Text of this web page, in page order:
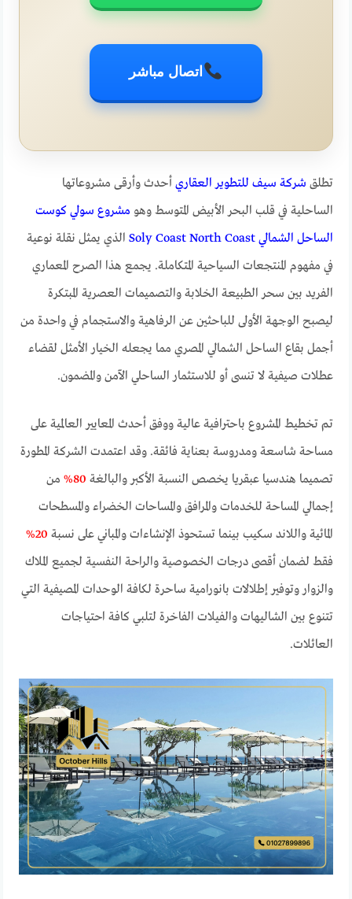
اتصال مباشر
تطلق شركة سيف للتطوير العقاري أحدث وأرقى مشروعاتها
الساحلية في قلب البحر الأبيض المتوسط وهو مشروع سولي كوست
الساحل الشمالي Soly Coast North Coast
الذي يمثل نقلة نوعية
في مفهوم المنتجعات السياحية المتكاملة. يجمع هذا الصرح المعماري
الفريد بين سحر الطبيعة الخلابة والتصميمات العصرية المبتكرة
ليصبح الوجهة الأولى للباحثين عن الرفاهية والاستجمام في واحدة من
أجمل بقاع الساحل الشمالي المصري مما يجعله الخيار الأمثل لقضاء
عطلات صيفية لا تنسى أو للاستثمار الساحلي الآمن والمضمون.
تم تخطيط المشروع باحترافية عالية ووفق أحدث المعايير العالمية على
مساحة شاسعة ومدروسة بعناية فائقة. وقد اعتمدت الشركة المطورة
تصميما هندسيا عبقريا يخصص النسبة الأكبر والبالغة 80%
من
إجمالي المساحة للخدمات والمرافق والمساحات الخضراء والمسطحات
المائية واللاند سكيب بينما تستحوذ الإنشاءات والمباني على نسبة 20%
فقط لضمان أقصى درجات الخصوصية والراحة النفسية لجميع الملاك
والزوار وتوفير إطلالات بانورامية ساحرة لكافة الوحدات المصيفية التي
تتنوع بين الشاليهات والفيلات الفاخرة لتلبي كافة احتياجات
العائلات.